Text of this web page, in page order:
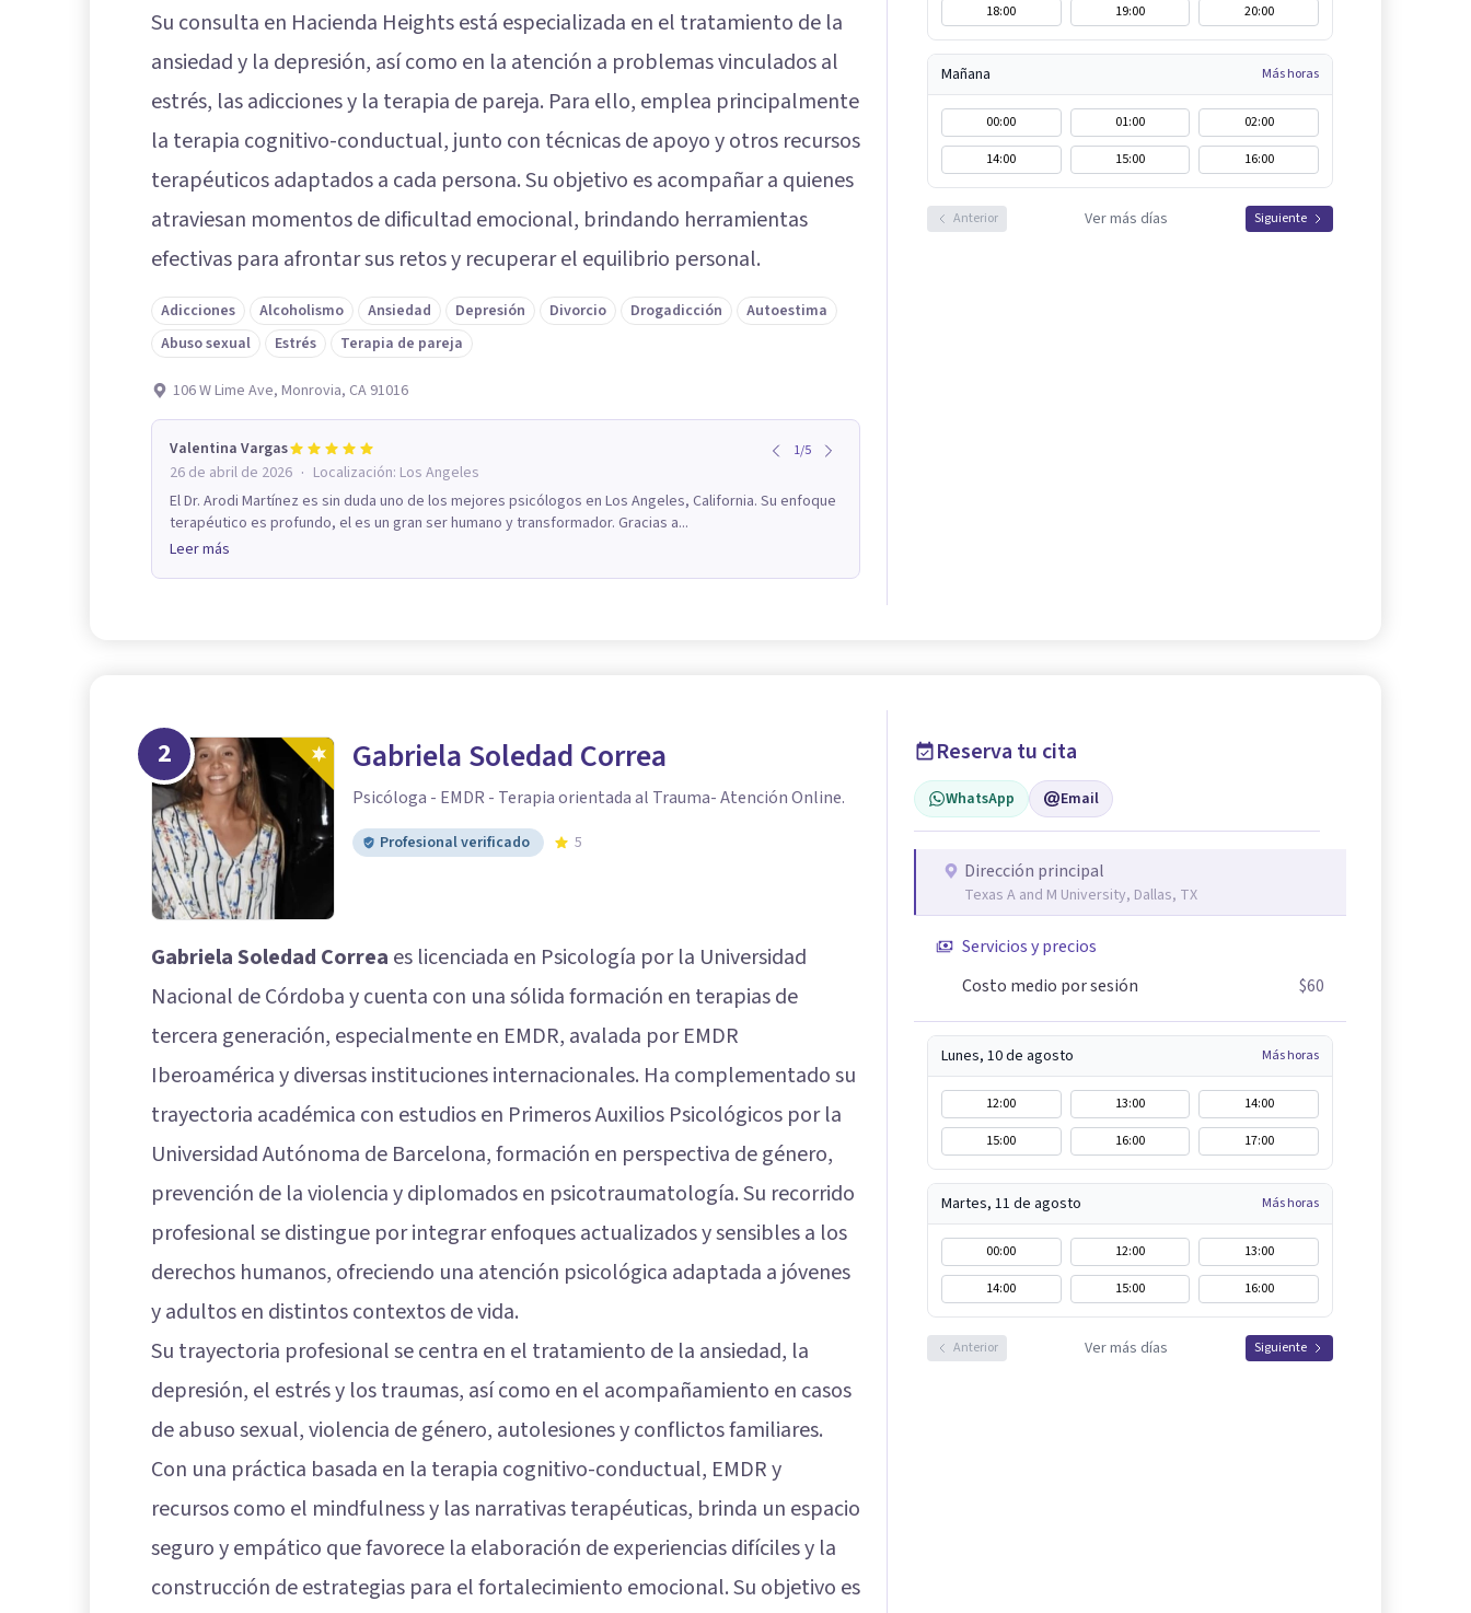
Su consulta en Hacienda Heights está especializada en el tratamiento de la
ansiedad y la depresión, así como en la atención a problemas vinculados al
estrés, las adicciones y la terapia de pareja. Para ello, emplea principalmente
la terapia cognitivo-conductual, junto con técnicas de apoyo y otros recursos
terapéuticos adaptados a cada persona. Su objetivo es acompañar a quienes
atraviesan momentos de dificultad emocional, brindando herramientas
efectivas para afrontar sus retos y recuperar el equilibrio personal.
Adicciones Alcoholismo Ansiedad Depresión Divorcio Drogadicción
Autoestima
Abuso sexual
Estrés Terapia de pareja
106 W Lime Ave, Monrovia, CA 91016
Valentina Vargas 1/5
26 de abril de 2026 · Localización: Los Angeles
El Dr. Arodi Martínez es sin duda uno de los mejores psicólogos en Los Angeles, California. Su enfoque
terapéutico es profundo, el es un gran ser humano y transformador. Gracias a...
Leer más
18:00
19:00 20:00
Mañana Más horas
00:00 01:00
02:00
14:00
15:00 16:00
Anterior Ver más días Siguiente
2 Gabriela Soledad Correa
Psicóloga - EMDR - Terapia orientada al Trauma- Atención Online.
Profesional verificado 5
Gabriela Soledad Correa es licenciada en Psicología por la Universidad
Nacional de Córdoba y cuenta con una sólida formación en terapias de
tercera generación, especialmente en EMDR, avalada por EMDR
Iberoamérica y diversas instituciones internacionales. Ha complementado su
trayectoria académica con estudios en Primeros Auxilios Psicológicos por la
Universidad Autónoma de Barcelona, formación en perspectiva de género,
prevención de la violencia y diplomados en psicotraumatología. Su recorrido
profesional se distingue por integrar enfoques actualizados y sensibles a los
derechos humanos, ofreciendo una atención psicológica adaptada a jóvenes
y adultos en distintos contextos de vida.
Su trayectoria profesional se centra en el tratamiento de la ansiedad, la
depresión, el estrés y los traumas, así como en el acompañamiento en casos
de abuso sexual, violencia de género, autolesiones y conflictos familiares.
Con una práctica basada en la terapia cognitivo-conductual, EMDR y
recursos como el mindfulness y las narrativas terapéuticas, brinda un espacio
seguro y empático que favorece la elaboración de experiencias difíciles y la
construcción de estrategias para el fortalecimiento emocional. Su objetivo es
Reserva tu cita
WhatsApp Email
Dirección principal
Texas A and M University, Dallas, TX
Servicios y precios
Costo medio por sesión
$60
Lunes, 10 de agosto Más horas
12:00 13:00
14:00
15:00
16:00 17:00
Martes, 11 de agosto Más horas
00:00 12:00
13:00
14:00
15:00 16:00
Anterior Ver más días Siguiente